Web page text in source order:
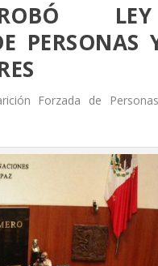
PERSONAS
Forzada de